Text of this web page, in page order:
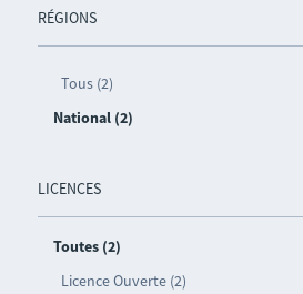
RÉGIONS
Tous (2)
National (2)
LICENCES
Toutes (2)
Licence Ouverte (2)